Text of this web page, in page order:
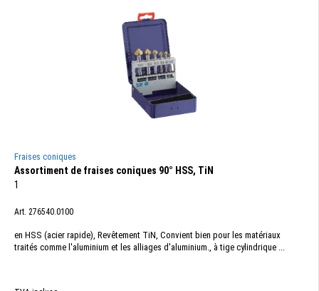
Fraises coniques
Assortiment de fraises coniques 90° HSS, TiN
1
Art. 276540.0100
en HSS (acier rapide), Revêtement TiN, Convient bien pour les matériaux
traités comme l'aluminium et les alliages d'aluminium., à tige cylindrique ...